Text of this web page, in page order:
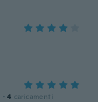
· 4 caricamenti